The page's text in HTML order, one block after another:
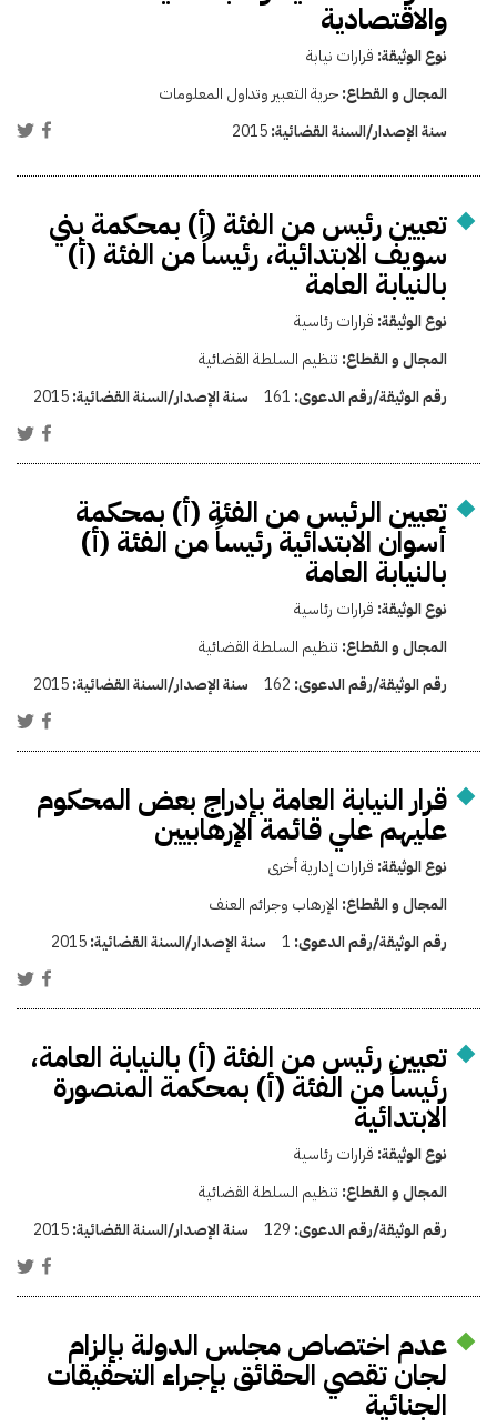
والاقتصادية
نوع الوثيقة: قرارات نيابة
المجال و القطاع:حرية التعبير وتداول المعلومات
سنة الإصدار/السنة القضائية:2015
تعيين رئيس من الفئة (أ) بمحكمة بني
سويف الابتدائية، رئيساً من الفئة (أ)
بالنيابة العامة
نوع الوثيقة: قرارات رئاسية
المجال و القطاع: تنظيم السلطة القضائية
رقم الوثيقة/رقم الدعوى: 161 سنة الإصدار/السنة القضائية:2015
تعيين الرئيس من الفئة (أ) بمحكمة
أسوان الابتدائية رئيساً من الفئة (أ)
بالنيابة العامة
نوع الوثيقة: قرارات رئاسية
المجال و القطاع: تنظيم السلطة القضائية
رقم الوثيقة/رقم الدعوى: 162 سنة الإصدار/السنة القضائية:2015
قرار النيابة العامة بإدراج بعض المحكوم
عليهم علي قائمة الإرهابيين
نوع الوثيقة: قرارات إدارية أخرى
المجال و القطاع: الإرهاب وجرائم العنف
رقم الوثيقة/رقم الدعوى: 1 سنة الإصدار/السنة القضائية:2015
تعيين رئيس من الفئة (أ) بالنيابة العامة،
رئيساً من الفئة (أ) بمحكمة المنصورة
الابتدائية
نوع الوثيقة: قرارات رئاسية
المجال و القطاع: تنظيم السلطة القضائية
رقم الوثيقة/رقم الدعوى: 129 سنة الإصدار/السنة القضائية:2015
عدم اختصاص مجلس الدولة بإلزام
لجان تقصي الحقائق بإجراء التحقيقات
الجنائية